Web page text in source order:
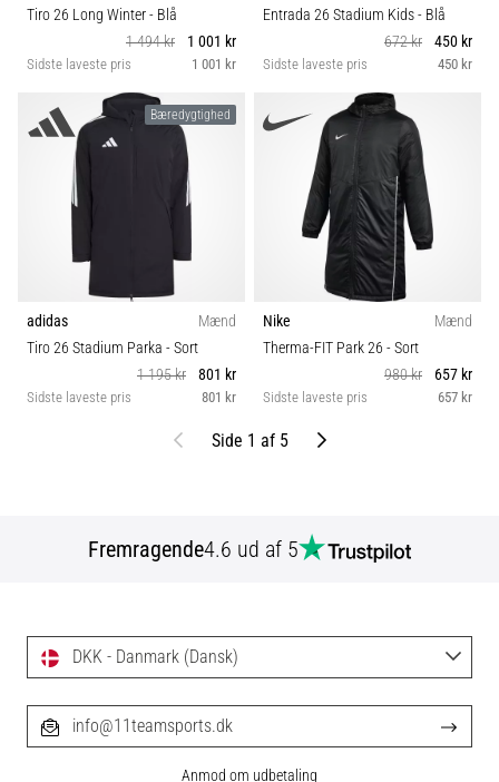
Tiro 26 Long Winter- Blå
1 494 kr
1 001 kr
Sidste laveste pris 1 001 kr
Entrada 26 Stadium Kids- Blå
672 kr
450 kr
Sidste laveste pris 450 kr
Bæredygtighed
adidas
Mænd
Tiro 26 Stadium Parka - Sort
1 195 kr
801 kr
Sidste laveste pris 801 kr
Nike
Mænd
Therma-FIT Park 26 - Sort
980 kr
657 kr
Sidste laveste pris 657 kr
TidligereSide 1 af 5 Næste
Fremragende4.6 ud af 5
DKK - Danmark (Dansk)
info@11teamsports.dk
Anmod om udbetaling